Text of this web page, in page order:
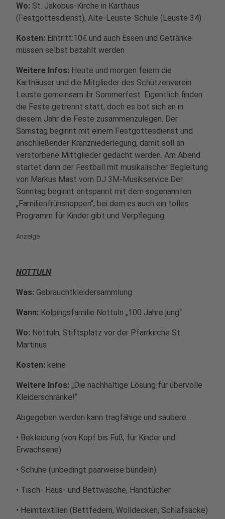
Wo: St. Jakobus-Kirche in Karthaus
(Festgottesdienst), Alte-Leuste-Schule (Leuste 34)
Kosten: Eintritt:10€ und auch Essen und Getränke
müssen selbst bezahlt werden
Weitere Infos: Heute und morgen feiern die
Karthäuser und die Mitglieder des Schützenverein
Leuste gemeinsam ihr Sommerfest. Eigentlich finden
die Feste getrennt statt, doch es bot sich an in
diesem Jahr die Feste zusammenzulegen. Der
Samstag beginnt mit einem Festgottesdienst und
anschließender Kranzniederlegung, damit soll an
verstorbene Mittglieder gedacht werden. Am Abend
startet dann der Festball mit musikalischer Begleitung
von Markus Mast vom DJ 3M-Musikservice.Der
Sonntag beginnt entspannt mit dem sogenannten
„Familienfrühshoppen“, bei dem es auch ein tolles
Programm für Kinder gibt und Verpflegung.
Anzeige
NOTTULN
Was: Gebrauchtkleidersammlung
Wann: Kolpingsfamilie Nottuln „100 Jahre jung“
Wo: Nottuln, Stiftsplatz vor der Pfarrkirche St.
Martinus
Kosten: keine
Weitere Infos: „Die nachhaltige Lösung für übervolle
Kleiderschränke!“
Abgegeben werden kann tragfähige und saubere…
• Bekleidung (von Kopf bis Fuß, für Kinder und
Erwachsene)
• Schuhe (unbedingt paarweise bündeln)
• Tisch- Haus- und Bettwäsche, Handtücher
• Heimtextilien (Bettfedern, Wolldecken, Schlafsäcke)